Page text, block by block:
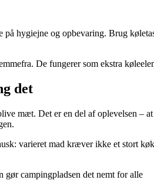
hygiejne og opbevaring. Brug
De fungerer som ekstra
det
mæt. Det er en del af oplevelsen –
varieret mad kræver ikke et stort
gør campingpladsen det nemt for alle